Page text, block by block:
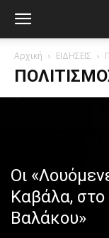
Αρχική ΕΙΔΗΣΕΙΣ
Οι
Καβάλα, στο
Βαλάκου»